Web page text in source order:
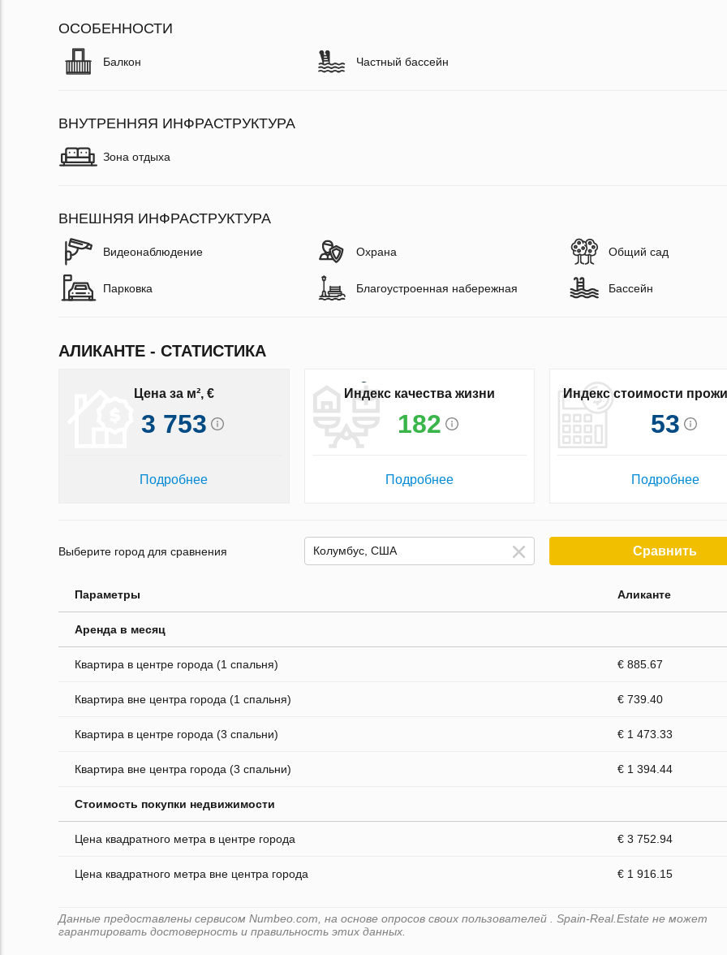
ОСОБЕННОСТИ
Балкон Частный бассейн
ВНУТРЕННЯЯ ИНФРАСТРУКТУРА
Зона отдыха
ВНЕШНЯЯ ИНФРАСТРУКТУРА
Видеонаблюдение Охрана Общий сад
Парковка Благоустроенная набережная Бассейн
АЛИКАНТЕ - СТАТИСТИКА
Цена за м², €
3 753
Подробнее
Индекс качества жизни
182
Подробнее
Индекс стоимости
53
Подробнее
Выберите город для сравнения Сравнить
Параметры Аликанте
Аренда в месяц
Квартира в центре города (1 спальня) € 885.67
Квартира вне центра города (1 спальня) € 739.40
Квартира в центре города (3 спальни) € 1 473.33
Квартира вне центра города (3 спальни) € 1 394.44
Стоимость покупки недвижимости
Цена квадратного метра в центре города € 3 752.94
Цена квадратного метра вне центра города € 1 916.15
Данные предоставлены сервисом Numbeo.com, на основе опросов своих пользователей . Spain-Real.Estate не может
гарантировать достоверность и правильность этих данных.